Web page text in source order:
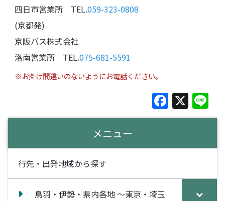
四日市営業所 TEL.059-323-0808
(京都発)
京阪バス株式会社
洛南営業所 TEL.075-681-5591
※お掛け間違いのないようにお電話ください。
F
a
e
o
X Li
n
メニュー
行先・出発地域から探す
鳥羽・伊勢・県内各地 ～東京・埼玉